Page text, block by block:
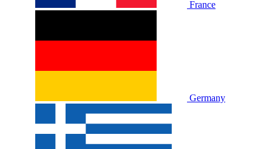
France
Germany